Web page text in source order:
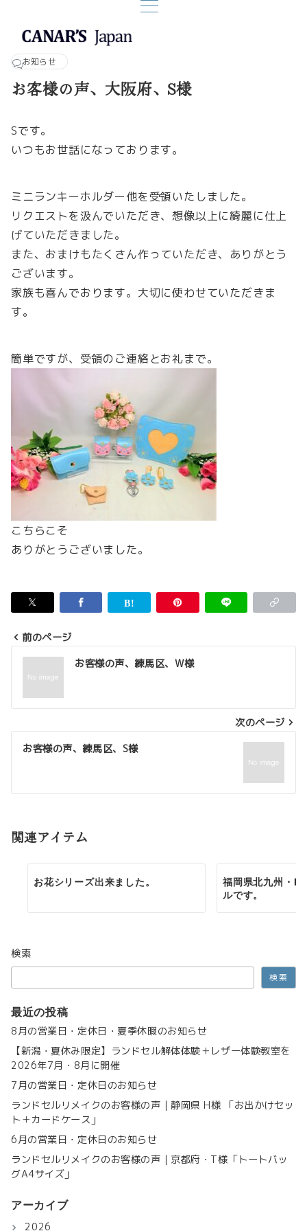
お知らせ
お客様の声、大阪府、S様
Sです。
いつもお世話になっております。
ミニランキーホルダー他を受領いたしました。
リクエストを汲んでいただき、想像以上に綺麗に仕上
げていただきました。
また、おまけもたくさん作っていただき、ありがとう
ございます。
家族も喜んでおります。大切に使わせていただきま
す。
簡単ですが、受領のご連絡とお礼まで。
こちらこそ
ありがとうございました。
投
ナ
ビ
ゲ
シ
ン
前のページ
お客様の声、練馬区、W様
次のページ
お客様の声、練馬区、S様
関連アイテム
お花シリーズ出来ました。
福岡県北九州・K
ルです。
検索
検索
最近の投稿
8月の営業日・定休日・夏季休暇のお知らせ
【新潟・夏休み限定】ランドセル解体体験＋レザー体験教室を
2026年7月・8月に開催
7月の営業日・定休日のお知らせ
ランドセルリメイクのお客様の声｜静岡県 H様 「お出かけセッ
ト＋カードケース」
6月の営業日・定休日のお知らせ
ランドセルリメイクのお客様の声｜京都府・T様「トートバッ
グA4サイズ」
アーカイブ
2026